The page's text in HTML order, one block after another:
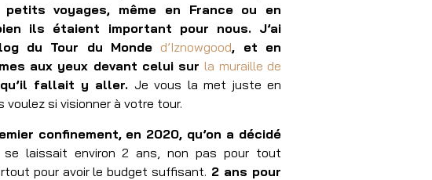
petits voyages, même en France ou en
ils étaient important pour nous. J’ai
du Tour du Monded’Iznowgood, et en
aux yeux devant celui surla muraille de
fallait y aller. Je vous la met juste en
voulez si visionner à votre tour.
confinement, en 2020, qu’on a décidé
se laissait environ 2 ans, non pas pour tout
pour avoir le budget suffisant. 2 ans pour